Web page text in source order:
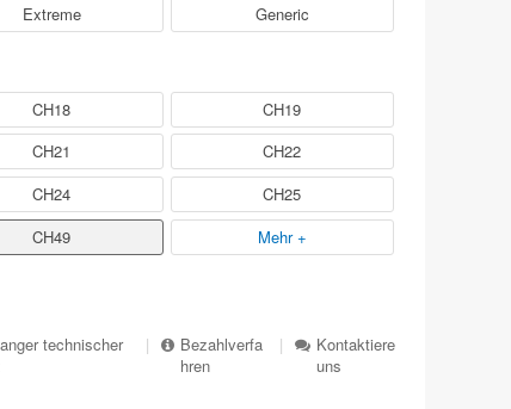
Extreme Generic
CH18
CH19
CH21
CH22
CH24
CH25
CH49 Mehr +
technischer
|
Bezahlverfa
hren
|
Kontaktiere
uns